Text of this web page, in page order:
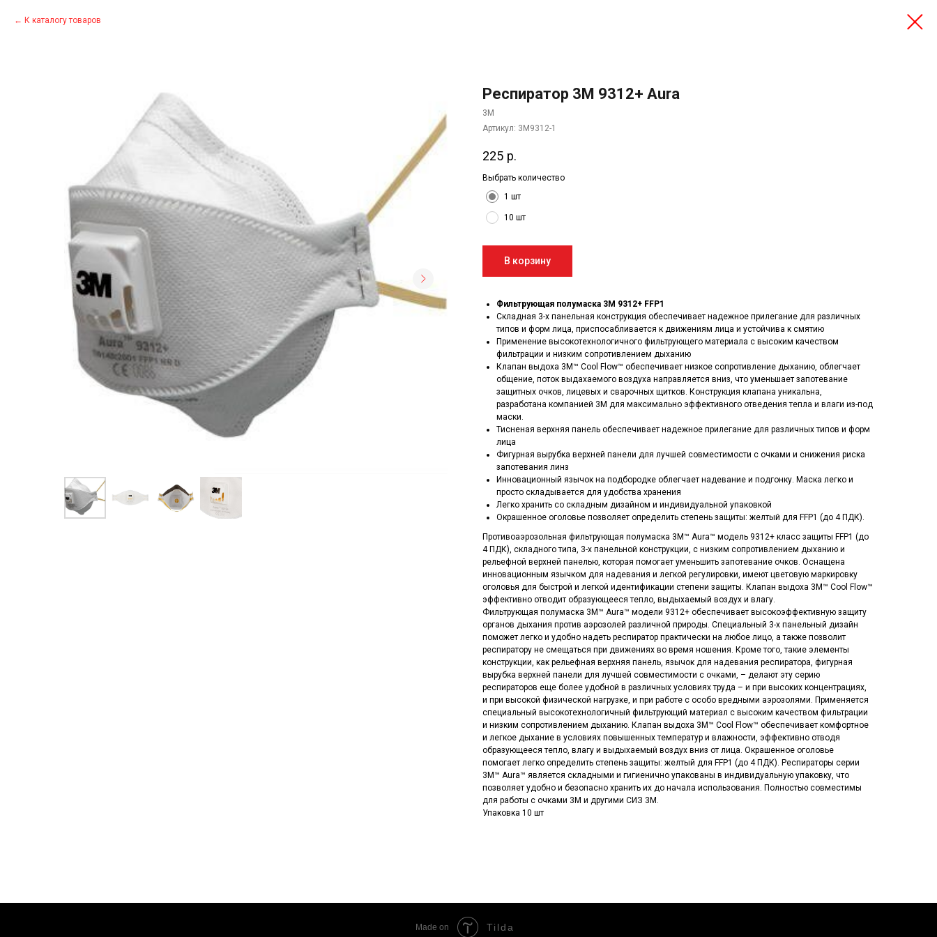
К каталогу товаров
Респиратор 3M 9312+ Aura
3M
Артикул: 3М9312-1
225 р.
Выбрать количество
1 шт
10 шт
В корзину
Фильтрующая полумаска 3М 9312+ FFP1
Складная 3-х панельная конструкция обеспечивает надежное прилегание для различных
типов и форм лица, приспосабливается к движениям лица и устойчива к смятию
Применение высокотехнологичного фильтрующего материала с высоким качеством
фильтрации и низким сопротивлением дыханию
Клапан выдоха 3M™ Cool Flow™ обеспечивает низкое сопротивление дыханию, облегчает
общение, поток выдахаемого воздуха направляется вниз, что уменьшает запотевание
защитных очков, лицевых и сварочных щитков. Конструкция клапана уникальна,
разработана компанией 3М для максимально эффективного отведения тепла и влаги из-под
маски.
Тисненая верхняя панель обеспечивает надежное прилегание для различных типов и форм
лица
Фигурная вырубка верхней панели для лучшей совместимости с очками и снижения риска
запотевания линз
Инновационный язычок на подбородке облегчает надевание и подгонку. Маска легко и
просто складывается для удобства хранения
Легко хранить со складным дизайном и индивидуальной упаковкой
Окрашенное оголовье позволяет определить степень защиты: желтый для FFP1 (до 4 ПДК).
Противоаэрозольная фильтрующая полумаска 3M™ Aura™ модель 9312+ класс защиты FFP1 (до
4 ПДК), складного типа, 3-х панельной конструкции, с низким сопротивлением дыханию и
рельефной верхней панелью, которая помогает уменьшить запотевание очков. Оснащена
инновационным язычком для надевания и легкой регулировки, имеют цветовую маркировку
оголовья для быстрой и легкой идентификации степени защиты. Клапан выдоха 3M™ Cool Flow™
эффективно отводит образующееся тепло, выдыхаемый воздух и влагу.
Фильтрующая полумаска 3M™ Aura™ модели 9312+ обеспечивает высокоэффективную защиту
органов дыхания против аэрозолей различной природы. Специальный 3-х панельный дизайн
поможет легко и удобно надеть респиратор практически на любое лицо, а также позволит
респиратору не смещаться при движениях во время ношения. Кроме того, такие элементы
конструкции, как рельефная верхняя панель, язычок для надевания респиратора, фигурная
вырубка верхней панели для лучшей совместимости с очками, – делают эту серию
респираторов еще более удобной в различных условиях труда – и при высоких концентрациях,
и при высокой физической нагрузке, и при работе с особо вредными аэрозолями. Применяется
специальный высокотехнологичный фильтрующий материал с высоким качеством фильтрации
и низким сопротивлением дыханию. Клапан выдоха 3M™ Cool Flow™ обеспечивает комфортное
и легкое дыхание в условиях повышенных температур и влажности, эффективно отводя
образующееся тепло, влагу и выдыхаемый воздух вниз от лица. Окрашенное оголовье
помогает легко определить степень защиты: желтый для FFP1 (до 4 ПДК). Респираторы серии
3M™ Aura™ является складными и гигиенично упакованы в индивидуальную упаковку, что
позволяет удобно и безопасно хранить их до начала использования. Полностью совместимы
для работы с очками 3M и другими СИЗ 3М.
Упаковка 10 шт
Made on Tilda